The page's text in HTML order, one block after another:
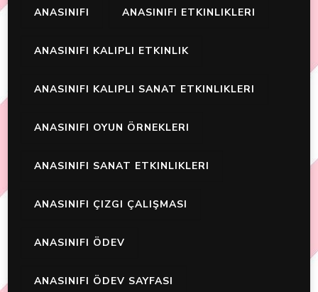
ANASINIFI ANASINIFI ETKINLIKLERI
ANASINIFI KALIPLI ETKINLIK
ANASINIFI KALIPLI SANAT ETKINLIKLERI
ANASINIFI OYUN ÖRNEKLERI
ANASINIFI SANAT ETKINLIKLERI
ANASINIFI ÇIZGI ÇALIŞMASI
ANASINIFI ÖDEV
ANASINIFI ÖDEV SAYFASI